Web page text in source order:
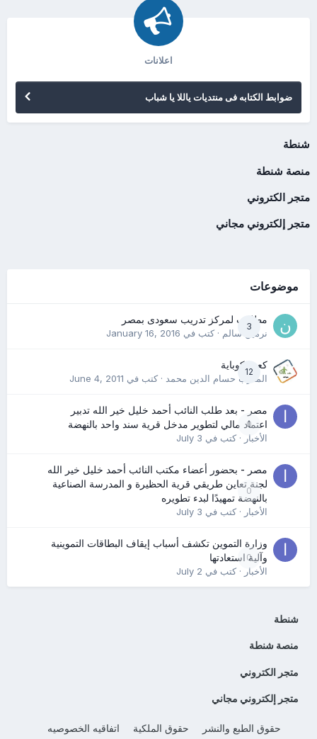
اعلانات
ضوابط الكتابه فى منتديات ياللا يا شباب
شنطة
منصة شنطة
متجر الكتروني
متجر إلكتروني مجاني
موضوعات
3
مطلوب لمركز تدريب سعودى بمصر
نرمين سالم· كتب في January 16, 2016
12
كعب كوباية
المدرب حسام الدين محمد· كتب في June 4, 2011
0
مصر - بعد طلب النائب أحمد خليل خير الله تدبير
اعتماد مالي لتطوير مدخل قرية سند واحد بالنهضة
الأخبار· كتب في July 3
0
مصر - بحضور أعضاء مكتب النائب أحمد خليل خير الله
لجنة تعاين طريقي قرية الحظيرة و المدرسة الصناعية
بالنهضة تمهيدًا لبدء تطويره
الأخبار· كتب في July 3
0
وزارة التموين تكشف أسباب إيقاف البطاقات التموينية
وآلية استعادتها
الأخبار· كتب في July 2
شنطة
منصة شنطة
متجر الكتروني
متجر إلكتروني مجاني
حقوق الطبع والنشر حقوق الملكية
اتفاقيه الخصوصيه